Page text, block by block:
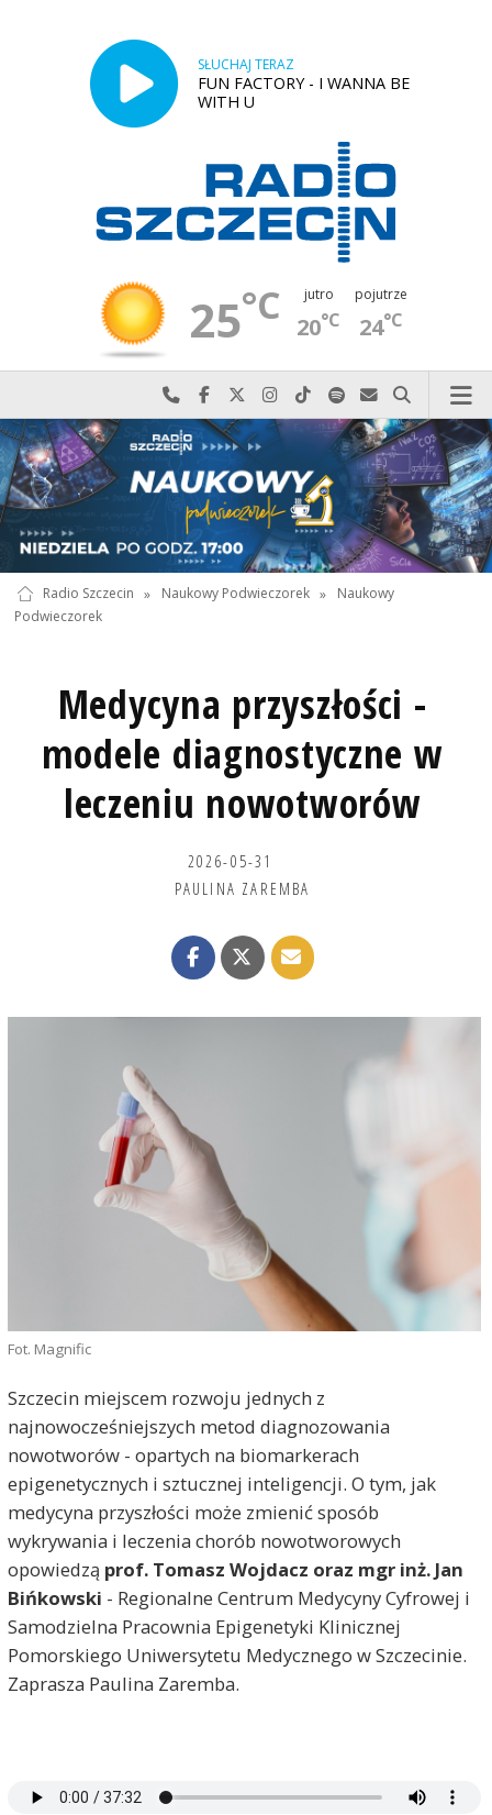
SŁUCHAJ TERAZ
FUN FACTORY - I WANNA BE
WITH U
25°C jutro
20°C
pojutrze
24°C
Najlepiej po prostu do nas zadzwoń
Odwiedź nas na Facebook-u
Odwiedź nas na X
Odwiedź nas na Instagram-ie
Odwiedź nas na TikTok-u
Szukaj nas na Spotify
Wyślij do nas
Szukaj
Radio Szczecin » Naukowy Podwieczorek »
Naukowy
Podwieczorek
Medycyna przyszłości -
modele diagnostyczne w
leczeniu nowotworów
2026-05-31
PAULINA ZAREMBA
Fot. Magnific
Szczecin miejscem rozwoju jednych z
najnowocześniejszych metod diagnozowania
nowotworów - opartych na biomarkerach
epigenetycznych i sztucznej inteligencji. O tym, jak
medycyna przyszłości może zmienić sposób
wykrywania i leczenia chorób nowotworowych
opowiedzą prof. Tomasz Wojdacz oraz mgr inż. Jan
Bińkowski - Regionalne Centrum Medycyny Cyfrowej i
Samodzielna Pracownia Epigenetyki Klinicznej
Pomorskiego Uniwersytetu Medycznego w Szczecinie.
Zaprasza Paulina Zaremba.